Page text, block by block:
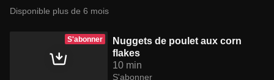
Disponible plus de 6 mois
S'abonner
Nuggets de poulet aux corn
flakes
10 min
S'abonner